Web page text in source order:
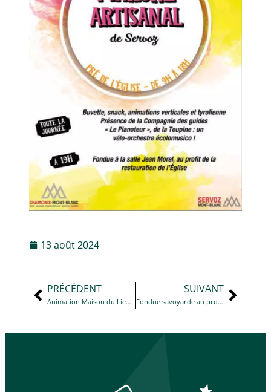
13 août 2024
PRÉCÉDENT
Animation Maison du Lieutenant : PATOU RANDONNEUR BESOIN D’UN DECODEUR de 16 h 30 à 18 h
SUIVANT
Fondue savoyarde au profit de la restauration de l’église Saint-Loup